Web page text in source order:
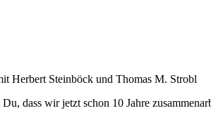
Herbert Steinböck und Thomas M. Strobl
dass wir jetzt schon 10 Jahre